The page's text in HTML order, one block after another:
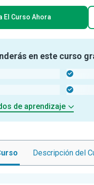
El Curso Ahora
en este curso
de aprendizaje
Descripción del